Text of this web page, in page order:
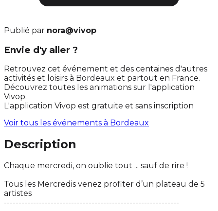
Publié par nora@vivop
Envie d'y aller ?
Retrouvez cet événement et des centaines d'autres
activités et loisirs à Bordeaux et partout en France.
Découvrez toutes les animations sur l'application
Vivop.
L'application Vivop est gratuite et sans inscription
Voir tous les événements à Bordeaux
Description
Chaque mercredi, on oublie tout ... sauf de rire !
Tous les Mercredis venez profiter d’un plateau de 5
artistes
------------------------------------------------------------